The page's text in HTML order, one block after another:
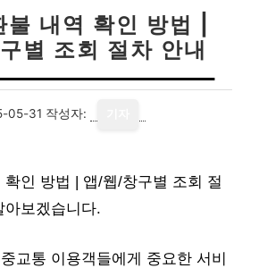
불 내역 확인 방법 |
별 조회 절차 안내
05-31 작성자:
인 방법 | 앱/웹/창구별 조회 절
아보겠습니다.
교통 이용객들에게 중요한 서비